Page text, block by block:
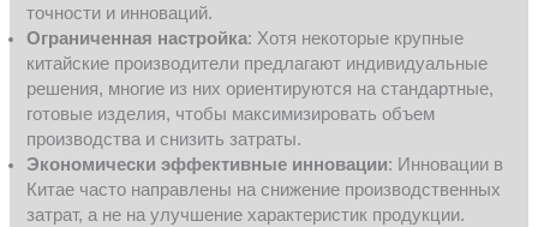
точности и инноваций.
Ограниченная настройка: Хотя некоторые крупные
китайские производители предлагают индивидуальные
решения, многие из них ориентируются на стандартные,
готовые изделия, чтобы максимизировать объем
производства и снизить затраты.
Экономически эффективные инновации: Инновации в
Китае часто направлены на снижение производственных
затрат, а не на улучшение характеристик продукции.